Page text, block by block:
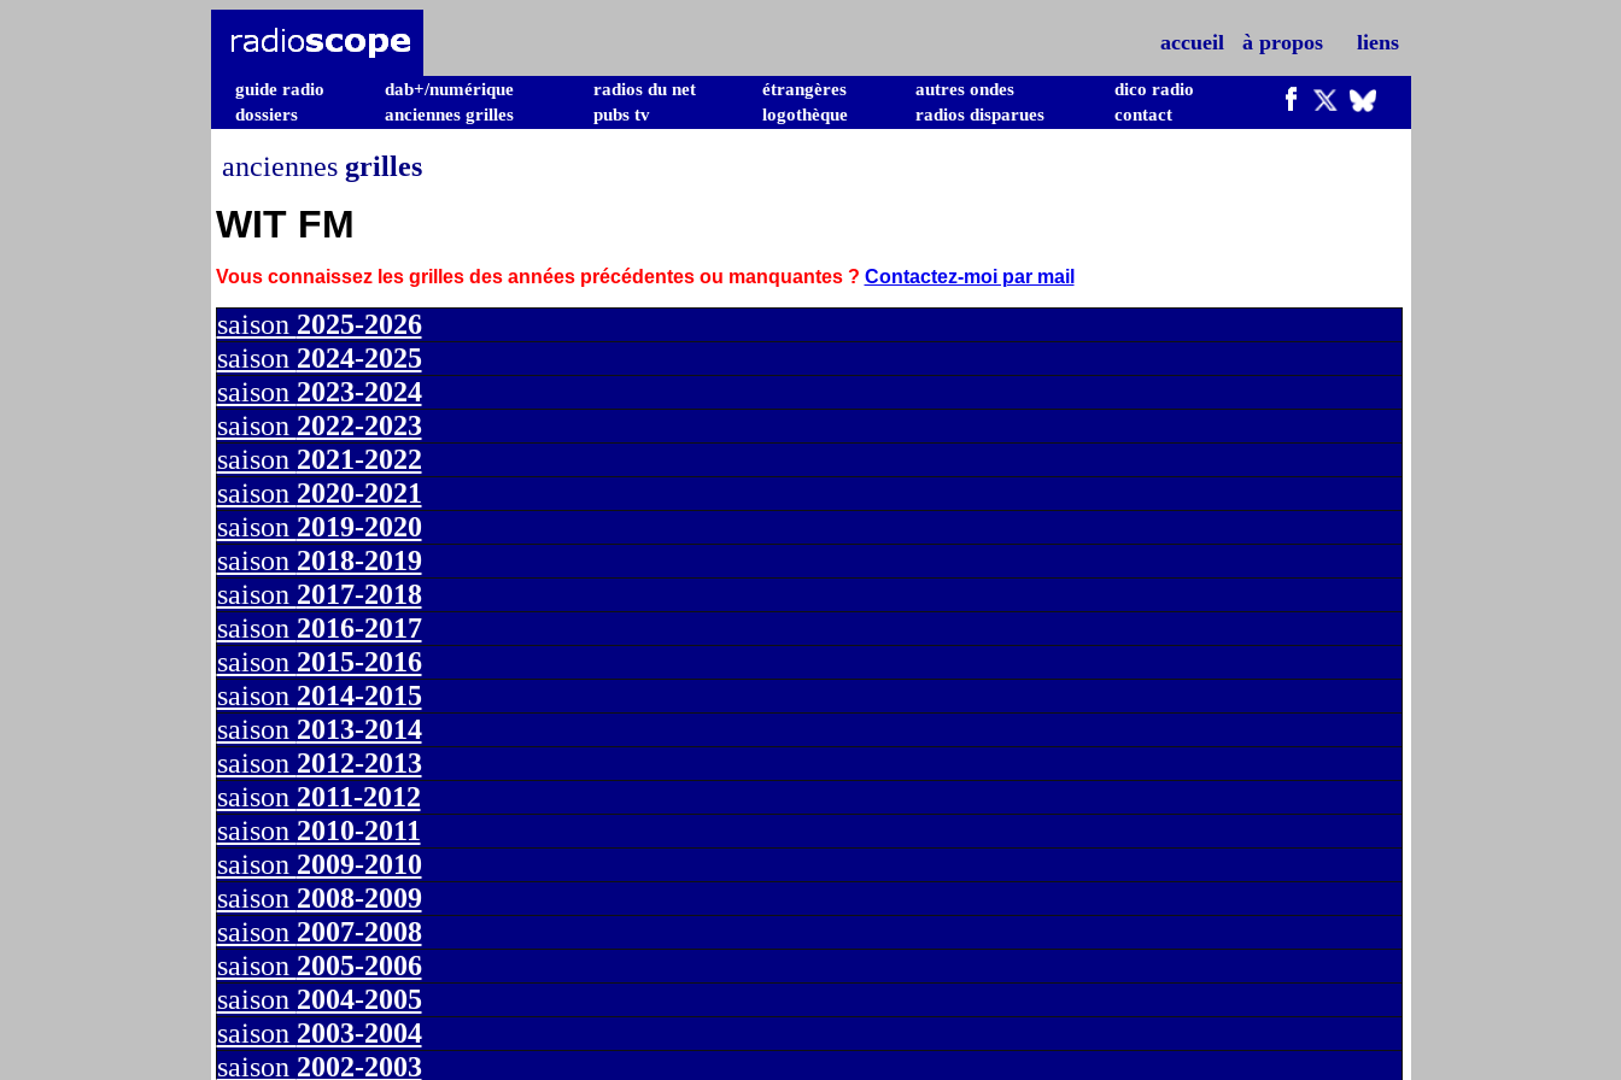
accueil à propos liens
guide radio dab+/numérique radios du net étrangères autres ondes
dico radio
dossiers
anciennes grilles pubs tv logothèque radios disparues contact
anciennes grilles
WIT FM
Vous connaissez les grilles des années précédentes ou manquantes ? Contactez-moi par mail
saison 2025-2026
saison 2024-2025
saison 2023-2024
saison 2022-2023
saison 2021-2022
saison 2020-2021
saison 2019-2020
saison 2018-2019
saison 2017-2018
saison 2016-2017
saison 2015-2016
saison 2014-2015
saison 2013-2014
saison 2012-2013
saison 2011-2012
saison 2010-2011
saison 2009-2010
saison 2008-2009
saison 2007-2008
saison 2005-2006
saison 2004-2005
saison 2003-2004
saison 2002-2003